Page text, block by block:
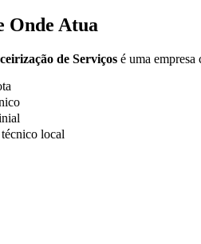
Onde Atua
de Serviços é uma empresa
local